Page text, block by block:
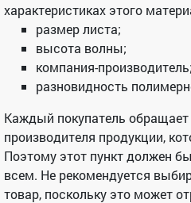
характеристиках этого
размер листа;
высота волны;
компания-производитель;
разновидность
Каждый покупатель
производителя продукции,
Поэтому этот пункт должен
всем. Не рекомендуется
товар, поскольку это может